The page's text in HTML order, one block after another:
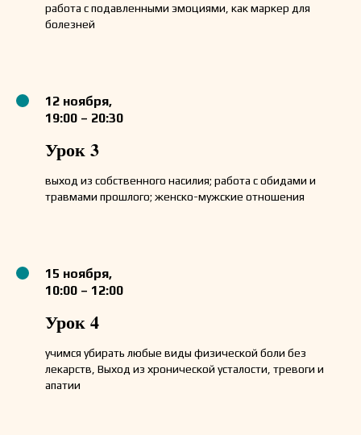
работа с подавленными эмоциями, как маркер для
болезней
12 ноября,
19:00 – 20:30
Урок 3
выход из собственного насилия; работа с обидами и
травмами прошлого; женско-мужские отношения
15 ноября,
10:00 – 12:00
Урок 4
учимся убирать любые виды физической боли без
лекарств, Выход из хронической усталости, тревоги и
апатии